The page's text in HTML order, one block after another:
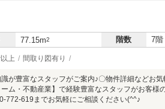
77.15m2 階数 7階
上 間取り図有り
が豊富なスタッフがご案内♪〇物件詳細などお
ーム・不動産業】で経験豊富なスタッフがお客
772-619までお気軽にご相談ください(^^♪